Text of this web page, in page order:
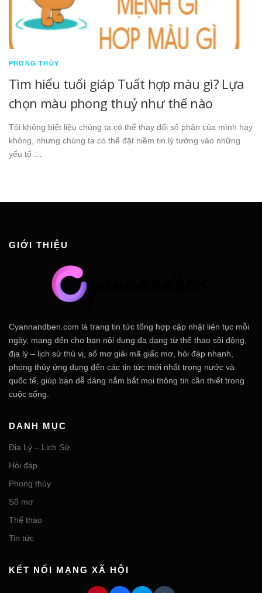
PHONG THỦY
Tìm hiểu tuổi giáp Tuất hợp màu gì? Lựa
chọn màu phong thuỷ như thế nào
Tôi không biết liệu chúng ta có thể thay đổi số phận của mình hay
không, nhưng chúng ta có thể đặt niềm tin lý tưởng vào những
yếu tố …
GIỚI THIỆU
Cyannandben.com là trang tin tức tổng hợp cập nhật liên tục mỗi
ngày, mang đến cho bạn nội dung đa dạng từ thể thao sôi động,
địa lý – lịch sử thú vị, sổ mơ giải mã giấc mơ, hỏi đáp nhanh,
phong thủy ứng dụng đến các tin tức mới nhất trong nước và
quốc tế, giúp bạn dễ dàng nắm bắt mọi thông tin cần thiết trong
cuộc sống.
DANH MỤC
Địa Lý – Lịch Sử
Hỏi đáp
Phong thủy
Sổ mơ
Thể thao
Tin tức
KẾT NỐI MẠNG XÃ HỘI